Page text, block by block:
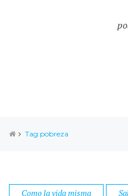
Tag:pobreza
Como la vida misma